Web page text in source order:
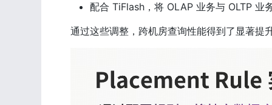
配合 TiFlash，将 OLAP 业务与 OLTP
通过这些调整，跨机房查询性能得到了显著提